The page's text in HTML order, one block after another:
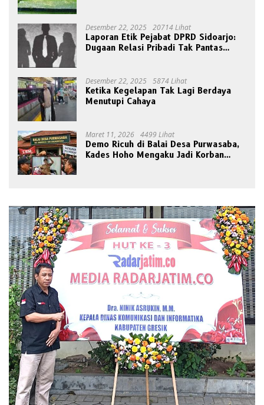
Desember 22, 2025 20714 Lihat
Laporan Etik Pejabat DPRD Sidoarjo:
Dugaan Relasi Pribadi Tak Pantas
Desember 22, 2025 5874 Lihat
Ketika Kegelapan Tak Lagi Berdaya
Menutupi Cahaya
Maret 11, 2026 4499 Lihat
Demo Ricuh di Balai Desa Purwasaba,
Kades Hoho Mengaku Jadi Korban